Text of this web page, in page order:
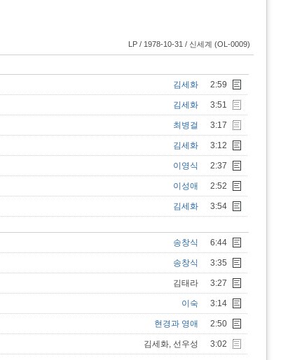
LP / 1978-10-31 / 신세계 (OL-0009)
김세화 2:59
김세화 3:51
최병걸 3:17
김세화 3:12
이영식 2:37
이성애 2:52
김세화
3:54
송창식 6:44
송창식 3:35
김태라 3:27
이숙 3:14
현경과 영애 2:50
김세화, 선우성 3:02